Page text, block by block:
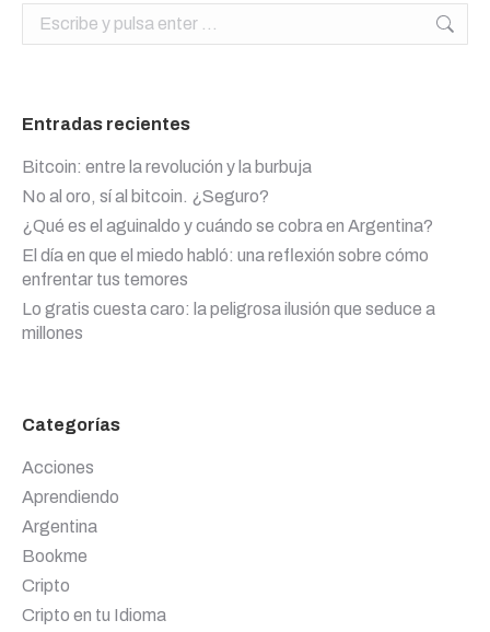
Buscar:
Entradas recientes
Bitcoin: entre la revolución y la burbuja
No al oro, sí al bitcoin. ¿Seguro?
¿Qué es el aguinaldo y cuándo se cobra en Argentina?
El día en que el miedo habló: una reflexión sobre cómo
enfrentar tus temores
Lo gratis cuesta caro: la peligrosa ilusión que seduce a
millones
Categorías
Acciones
Aprendiendo
Argentina
Bookme
Cripto
Cripto en tu Idioma